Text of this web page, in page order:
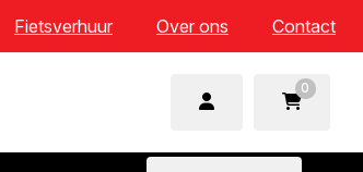
Fietsverhuur Over ons Contact
0